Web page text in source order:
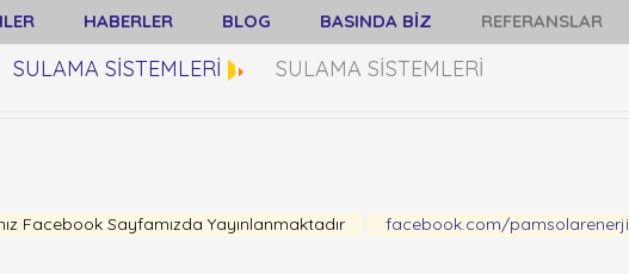
HABERLER BLOG BASINDA BİZ REFERANSLAR
SULAMA SİSTEMLERİ SULAMA SİSTEMLERİ
Facebook Sayfamızda Yayınlanmaktadır facebook.com/pamsolarenerji